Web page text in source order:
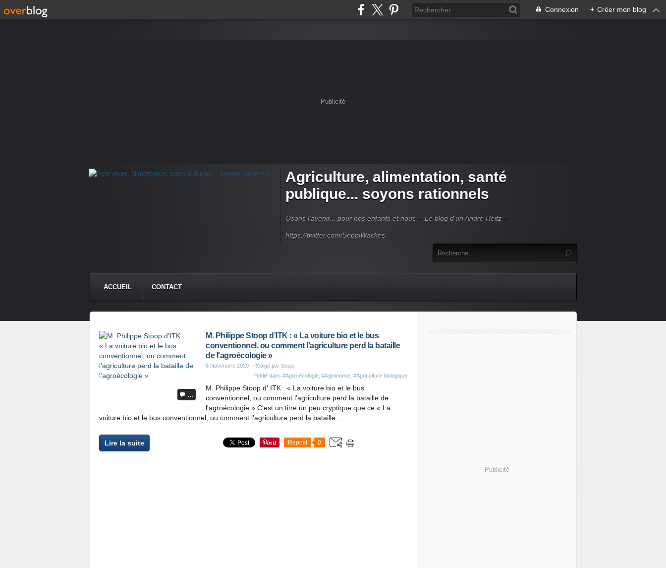
Connexion + Créer mon blog
Publicité
Agriculture, alimentation, santé
publique... soyons rationnels
Osons l'avenir... pour nos enfants et nous -- Le blog d'un André Heitz --
https://twitter.com/SeppiWackes
ACCUEIL CONTACT
…
M. Philippe Stoop d'ITK : « La voiture bio et le bus
conventionnel, ou comment l’agriculture perd la bataille
de l'agroécologie »
6 Novembre 2020 , Rédigé par Seppi
Publié dans #Agro-écologie #Agronomie #Agriculture biologique
M. Philippe Stoop d' ITK : « La voiture bio et le bus
conventionnel, ou comment l’agriculture perd la bataille de
l'agroécologie » C'est un titre un peu cryptique que ce « La
voiture bio et le bus conventionnel, ou comment l’agriculture perd la bataille...
Lire la suite Repost 0
Publicité